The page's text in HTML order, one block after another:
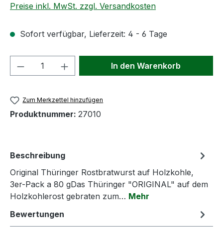
Preise inkl. MwSt. zzgl. Versandkosten
Sofort verfügbar, Lieferzeit: 4 - 6 Tage
Produkt Anzahl: Gib denIn den Warenkorb
Zum Merkzettel hinzufügen
Produktnummer: 27010
Beschreibung
Original Thüringer Rostbratwurst auf Holzkohle,
3er-Pack a 80 gDas Thüringer "ORIGINAL" auf dem
Holzkohlerost gebraten zum… Mehr
Bewertungen